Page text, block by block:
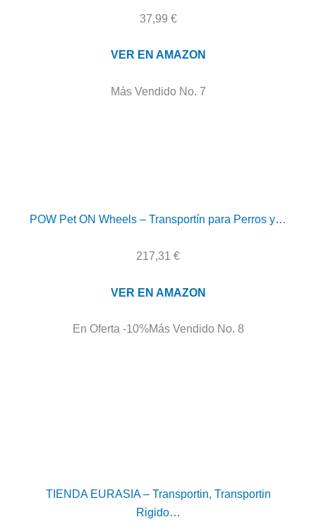
37,99 €
VER EN AMAZON
Más Vendido No. 7
POW Pet ON Wheels – Transportín para Perros y…
217,31 €
VER EN AMAZON
En Oferta -10%Más Vendido No. 8
TIENDA EURASIA – Transportin, Transportin
Rigido…